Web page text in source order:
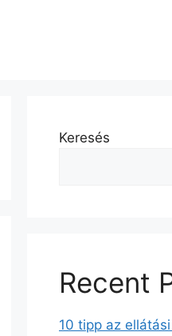
Keresés
Recent
10 tipp az